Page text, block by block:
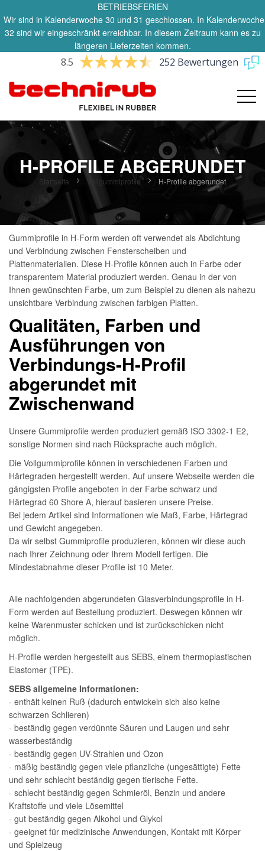
BETRIEBSFERIEN
Wir sind in Kalenderwoche 30 und 31 geschlossen. In Kalenderwoche
32 sind wir eingeschränkt erreichbar. In diesem Zeitraum kann es zu
längeren Lieferzeiten kommen.
8.5 252 Bewertungen
H-PROFILE ABGERUNDET
Startseite Vollgummiprofile H-Profile abgerundet
Gummiprofile in H-Form werden oft verwendet als Abdichtung
und Verbindung zwischen Fensterscheiben und
Plattenmaterialien. Diese H-Profile können auch in Farbe oder
transparentem Material produziert werden. Genau in der von
Ihnen gewünschten Farbe, um zum Beispiel zu dienen als nahezu
unsichtbare Verbindung zwischen farbigen Platten.
Qualitäten, Farben und
Ausführungen von
Verbindungs-H-Profil
abgerundet mit
Zwischenwand
Unsere Gummiprofile werden produziert gemäß ISO 3302-1 E2,
sonstige Normen sind nach Rücksprache auch möglich.
Die Vollgummiprofile können in verschiedenen Farben und
Härtegraden hergestellt werden. Auf unsere Webseite werden die
gängigsten Profile angeboten in der Farbe schwarz und
Härtegrad 60 Shore A, hierauf basieren unsere Preise.
Bei jedem Artikel sind Informationen wie Maß, Farbe, Härtegrad
und Gewicht angegeben.
Da wir selbst Gummiprofile produzieren, können wir diese auch
nach Ihrer Zeichnung oder Ihrem Modell fertigen. Die
Mindestabnahme dieser Profile ist 10 Meter.
Alle nachfolgenden abgerundeten Glasverbindungsprofile in H-
Form werden auf Bestellung produziert. Deswegen können wir
keine Warenmuster schicken und ist zurückschicken nicht
möglich.
H-Profile werden hergestellt aus SEBS, einem thermoplastischen
Elastomer (TPE).
SEBS allgemeine Informationen:
- enthält keinen Ruß (dadurch entwickeln sich also keine
schwarzen Schlieren)
- beständig gegen verdünnte Säuren und Laugen und sehr
wasserbeständig
- beständig gegen UV-Strahlen und Ozon
- mäßig beständig gegen viele pflanzliche (ungesättigte) Fette
und sehr schlecht beständig gegen tierische Fette.
- schlecht beständig gegen Schmieröl, Benzin und andere
Kraftstoffe und viele Lösemittel
- gut beständig gegen Alkohol und Glykol
- geeignet für medizinische Anwendungen, Kontakt mit Körper
und Spielzeug